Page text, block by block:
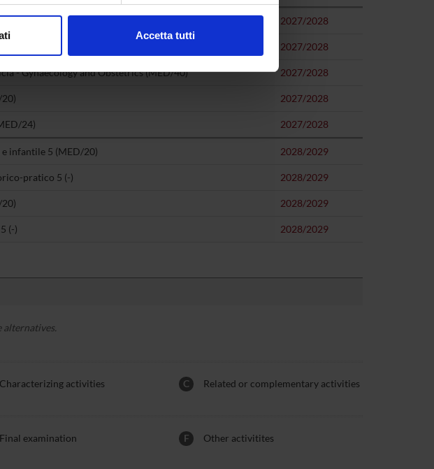
sui cookie.
Accetta tutti
infantile 4 (MED/20) 2027/2028
2027/2028
- Gynaecology and Obstetrics (MED/40) 2027/2028
2027/2028
24) 2027/2028
infantile 5 (MED/20) 2028/2029
pratico 5 (-) 2028/2029
2028/2029
(-) 2028/2029
alternatives.
Characterizing activities C Related or complementary activities
Final examination F Other activitites